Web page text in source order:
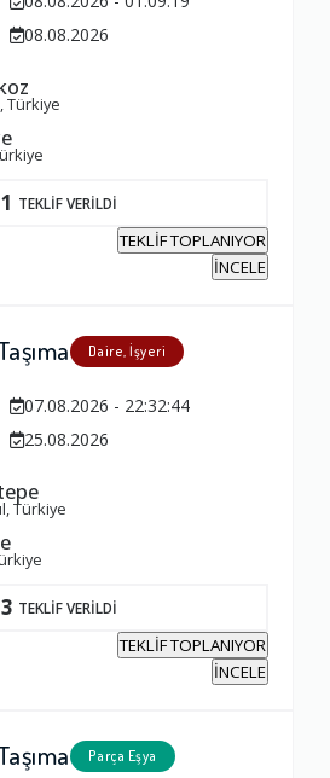
08.08.2026
Türkiye
1 TEKLİF VERİLDİ
TEKLİF TOPLANIYOR
İNCELE
Daire, İşyeri
07.08.2026 - 22:32:44
25.08.2026
Türkiye
3 TEKLİF VERİLDİ
TEKLİF TOPLANIYOR
İNCELE
Parça Eşya